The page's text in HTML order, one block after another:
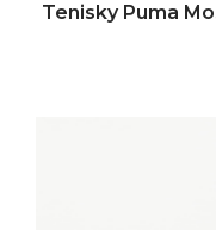
Tenisky Puma